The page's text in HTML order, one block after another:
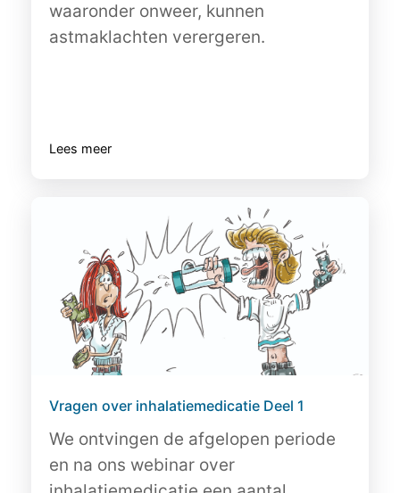
waaronder onweer, kunnen
astmaklachten verergeren.
Lees meer
Vragen over inhalatiemedicatie Deel 1
We ontvingen de afgelopen periode
en na ons webinar over